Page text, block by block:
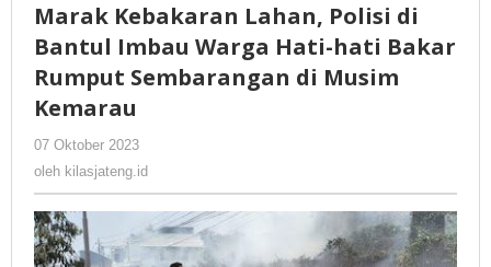
Polisi
di
Bantul
Rumput
Sembarangan
Marak Kebakaran Lahan, Polisi di
Bantul Imbau Warga Hati-hati Bakar
Rumput Sembarangan di Musim
Kemarau
07 Oktober 2023
oleh kilasjateng.id